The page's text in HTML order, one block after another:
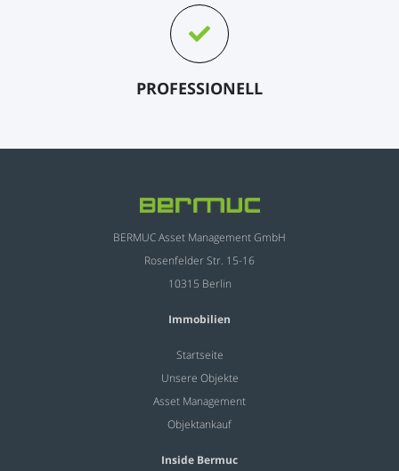
PROFESSIONELL
BERMUC Asset Management GmbH
Rosenfelder Str. 15-16
10315 Berlin
Immobilien
Startseite
Unsere Objekte
Asset Management
Objektankauf
Inside Bermuc